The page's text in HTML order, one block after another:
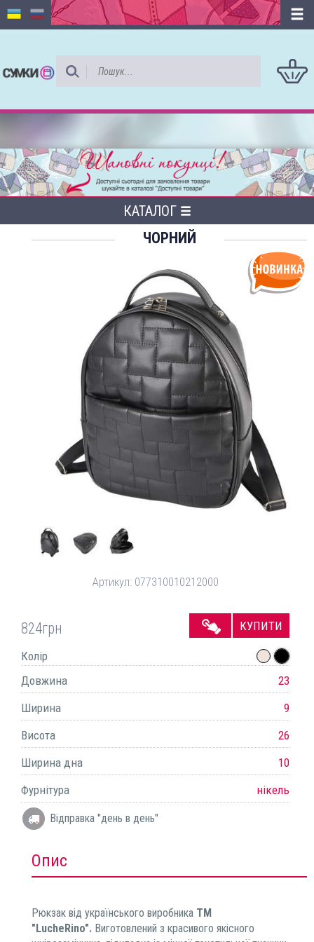
КАТАЛОГ
ЧОРНИЙ
Артикул: 077310010212000
824грн КУПИТИ
Колір
Довжина
23
Ширина
9
Висота
26
Ширина дна
10
Фурнітура
нікель
Відправка "день в день"
Опис
Рюкзак від українського виробника ТМ
"LucheRino". Виготовлений з красивого якісного